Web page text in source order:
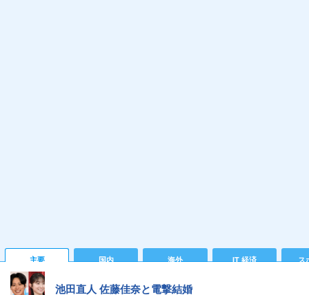
主要 国内 海外 IT 経済 ス
池田直人 佐藤佳奈と電撃結婚